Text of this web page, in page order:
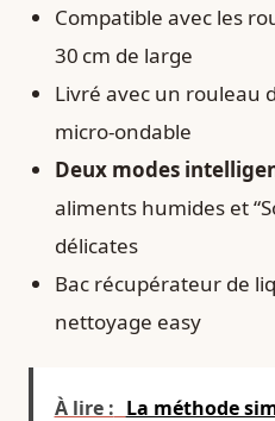
Compatible avec les
30 cm de large
Livré avec un rouleau
micro-ondable
Deux modes
aliments humides et
délicates
Bac récupérateur de
nettoyage easy
À lire : La méthode